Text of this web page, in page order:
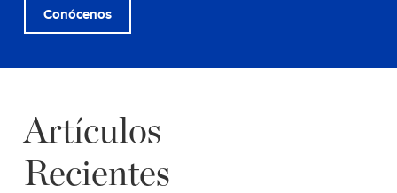
Conócenos
Artículos
Recientes